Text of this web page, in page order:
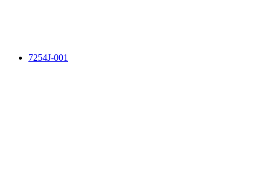
7254J-001